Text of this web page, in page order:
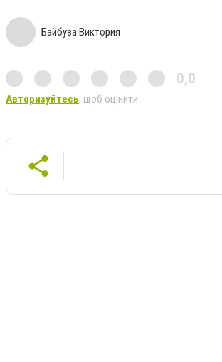
Байбуза Виктория
0,0
Авторизуйтесь, щоб оцінити